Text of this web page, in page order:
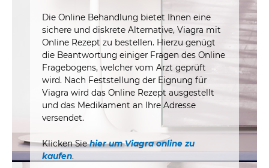
Die Online Behandlung bietet Ihnen eine
sichere und diskrete Alternative, Viagra mit
Online Rezept zu bestellen. Hierzu genügt
die Beantwortung einiger Fragen des Online
Fragebogens, welcher vom Arzt geprüft
wird. Nach Feststellung der Eignung für
Viagra wird das Online Rezept ausgestellt
und das Medikament an Ihre Adresse
versendet.
Klicken Siehier um Viagra online zu
kaufen.